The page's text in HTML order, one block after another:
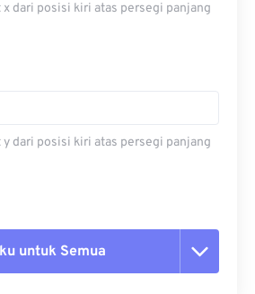
dari posisi kiri atas persegi panjang
dari posisi kiri atas persegi panjang
untuk Semua